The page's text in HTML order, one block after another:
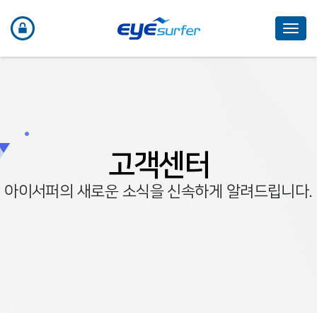
고객센터
아이서퍼의 새로운 소식을 신속하게 알려드립니다.